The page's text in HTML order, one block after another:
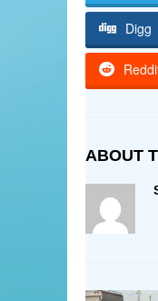
Digg
ABOUT